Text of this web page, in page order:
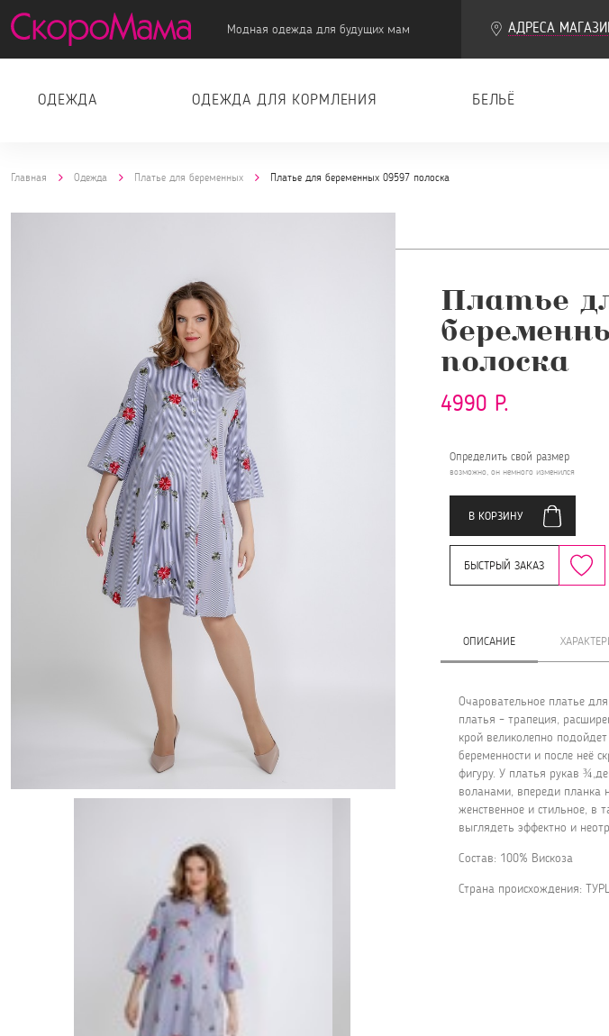
Модная одежда для будущих мам АДРЕСА
ОДЕЖДА ОДЕЖДА ДЛЯ КОРМЛЕНИЯ БЕЛЬЁ
Главная Одежда Платье для беременных Платье для беременных 09597 полоска
Платье
полоска
4990 Р.
Определить свой размер
возможно, он немного изменился
В КОРЗИНУ
БЫСТРЫЙ ЗАКАЗ
ОПИСАНИЕ
Очаровательное платье
платья – трапеция,
крой великолепно
беременности и после неё
фигуру. У платья рукав
воланами, впереди планка
женственное и стильное, в
выглядеть эффектно и
Состав: 100% Вискоза
Страна происхождения: